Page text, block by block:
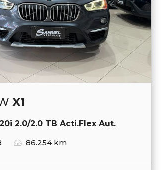
X1
20i 2.0/2.0 TB Acti.Flex Aut.
86.254 km